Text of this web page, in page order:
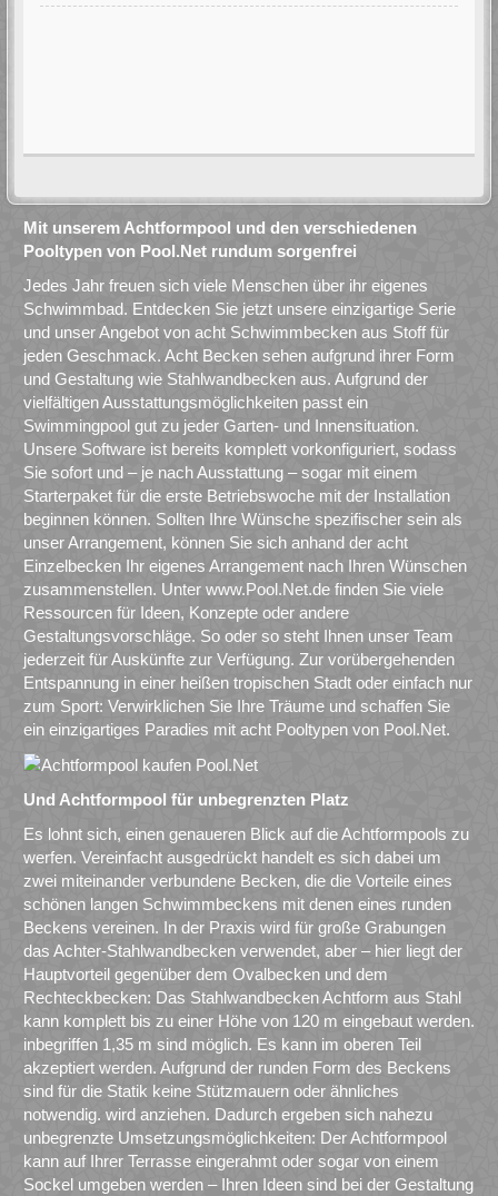
Mit unserem Achtformpool und den verschiedenen
Pooltypen von Pool.Net rundum sorgenfrei
Jedes Jahr freuen sich viele Menschen über ihr eigenes
Schwimmbad. Entdecken Sie jetzt unsere einzigartige Serie
und unser Angebot von acht Schwimmbecken aus Stoff für
jeden Geschmack. Acht Becken sehen aufgrund ihrer Form
und Gestaltung wie Stahlwandbecken aus. Aufgrund der
vielfältigen Ausstattungsmöglichkeiten passt ein
Swimmingpool gut zu jeder Garten- und Innensituation.
Unsere Software ist bereits komplett vorkonfiguriert, sodass
Sie sofort und – je nach Ausstattung – sogar mit einem
Starterpaket für die erste Betriebswoche mit der Installation
beginnen können. Sollten Ihre Wünsche spezifischer sein als
unser Arrangement, können Sie sich anhand der acht
Einzelbecken Ihr eigenes Arrangement nach Ihren Wünschen
zusammenstellen. Unter www.Pool.Net.de finden Sie viele
Ressourcen für Ideen, Konzepte oder andere
Gestaltungsvorschläge. So oder so steht Ihnen unser Team
jederzeit für Auskünfte zur Verfügung. Zur vorübergehenden
Entspannung in einer heißen tropischen Stadt oder einfach nur
zum Sport: Verwirklichen Sie Ihre Träume und schaffen Sie
ein einzigartiges Paradies mit acht Pooltypen von Pool.Net.
Und Achtformpool für unbegrenzten Platz
Es lohnt sich, einen genaueren Blick auf die Achtformpools zu
werfen. Vereinfacht ausgedrückt handelt es sich dabei um
zwei miteinander verbundene Becken, die die Vorteile eines
schönen langen Schwimmbeckens mit denen eines runden
Beckens vereinen. In der Praxis wird für große Grabungen
das Achter-Stahlwandbecken verwendet, aber – hier liegt der
Hauptvorteil gegenüber dem Ovalbecken und dem
Rechteckbecken: Das Stahlwandbecken Achtform aus Stahl
kann komplett bis zu einer Höhe von 120 m eingebaut werden.
inbegriffen 1,35 m sind möglich. Es kann im oberen Teil
akzeptiert werden. Aufgrund der runden Form des Beckens
sind für die Statik keine Stützmauern oder ähnliches
notwendig. wird anziehen. Dadurch ergeben sich nahezu
unbegrenzte Umsetzungsmöglichkeiten: Der Achtformpool
kann auf Ihrer Terrasse eingerahmt oder sogar von einem
Sockel umgeben werden – Ihren Ideen sind bei der Gestaltung